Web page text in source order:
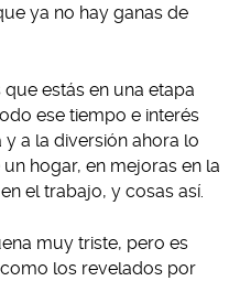
ya no hay ganas de
estás en una etapa
ese tiempo e interés
a la diversión ahora lo
hogar, en mejoras en la
el trabajo, y cosas así.
muy triste, pero es
los revelados por